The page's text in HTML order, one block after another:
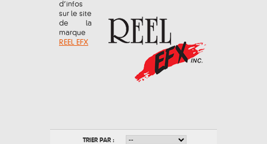
d’infos
sur le site
de la
marque
REEL EFX
TRIER PAR :